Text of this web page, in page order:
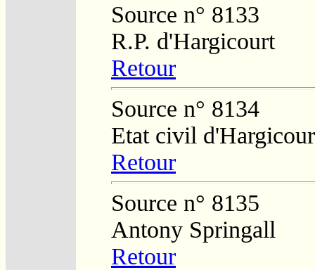
Source n° 8133
R.P. d'Hargicourt
Retour
Source n° 8134
Etat civil
Retour
Source n° 8135
Antony Springall
Retour